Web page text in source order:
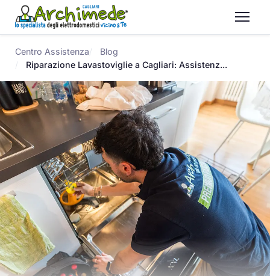
Centro Assistenza
Blog
Riparazione Lavastoviglie a Cagliari: Assistenz...